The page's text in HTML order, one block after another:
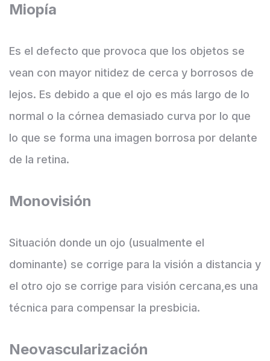
Miopía
Es el defecto que provoca que los objetos se
vean con mayor nitidez de cerca y borrosos de
lejos. Es debido a que el ojo es más largo de lo
normal o la córnea demasiado curva por lo que
lo que se forma una imagen borrosa por delante
de la retina.
Monovisión
Situación donde un ojo (usualmente el
dominante) se corrige para la visión a distancia y
el otro ojo se corrige para visión cercana,es una
técnica para compensar la presbicia.
Neovascularización